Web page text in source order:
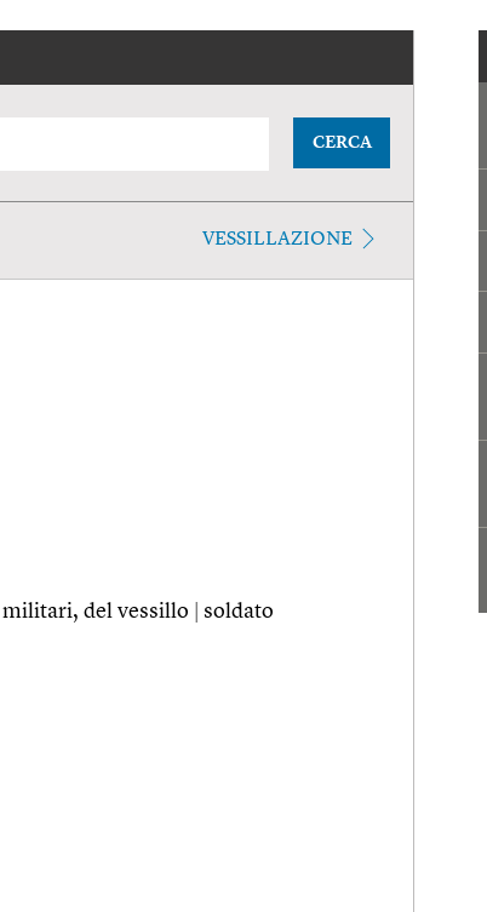
CERCA
VESSILLAZIONE
militari, del vessillo
soldato